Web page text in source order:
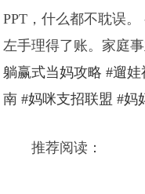
PPT，什么都不耽误
左手理得了账。家庭
躺赢式当妈攻略 #遛
南 #妈咪支招联盟 #妈
推荐阅读：